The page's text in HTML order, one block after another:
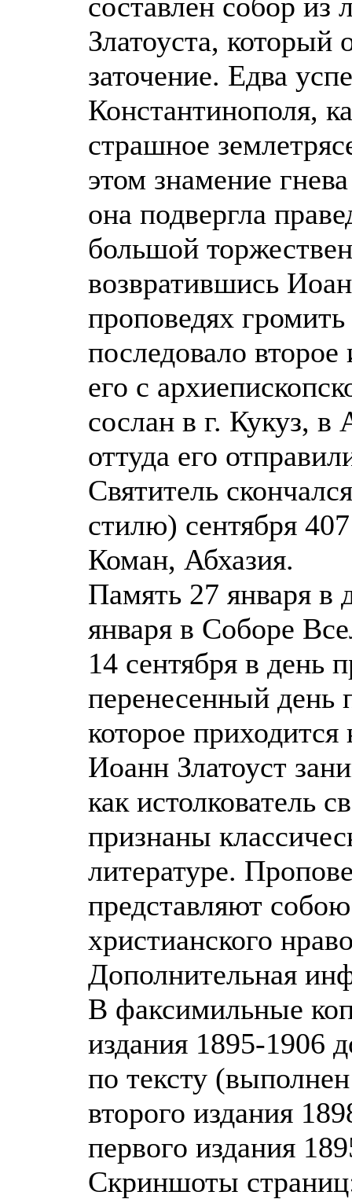
Златоуста, который
заточение. Едва
Константинополя,
страшное
этом знамение
она подвергла
большой
возвратившись
проповедях
последовало
его с
сослан в г. Кукуз,
оттуда его
Святитель
стилю) сентября
Коман, Абхазия.
Память 27 января в
января в Соборе
14 сентября в день
перенесенный день
которое
Иоанн Златоуст
как истолкователь
признаны
литературе.
представляют
христианского
Дополнительная
В факсимильные
издания 1895-1906
по тексту
второго издания
первого издания
Скриншоты